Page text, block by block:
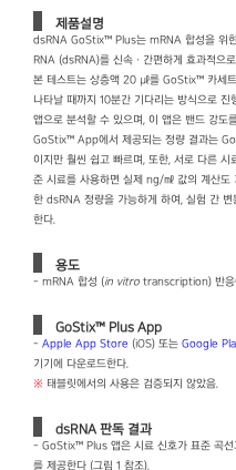
제품설명
dsRNA GoStix™ Plus는 mRNA 합성을 위
RNA (dsRNA)를 신속ㆍ간편하게 효과적으
본 테스트는 상층액 20 ㎕를 GoStix™ 카세
나타날 때까지 10분간 기다리는 방식으로
앱으로 분석할 수 있으며, 이 앱은 밴드 강
GoStix™ App에서 제공되는 정량 결과는
이지만 훨씬 쉽고 빠르며, 또한, 서로 다른
준 시료를 사용하면 실제 ng/㎖ 값의 계산
한 dsRNA 정량을 가능하게 하여, 실험 간
한다.
용도
- mRNA 합성 (in vitro transcription) 반응
GoStix™ Plus App
- Apple App Store (iOS) 또는 Google
기기에 다운로드한다.
※ 태블릿에서의 사용은 검증되지 않았음.
dsRNA 판독 결과
- GoStix™ Plus 앱은 시료 신호가 표준 곡선
를 제공한다 (그림 1 참조).